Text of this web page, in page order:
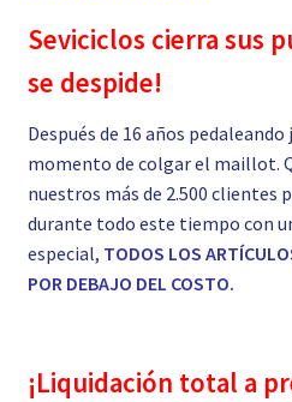
Seviciclos cierra sus
se despide!
Después de 16 años
momento de colgar el maillot.
nuestros más de 2.500 clientes
durante todo este tiempo con
especial, TODOS LOS
POR DEBAJO DEL COSTO.
¡Liquidación total a